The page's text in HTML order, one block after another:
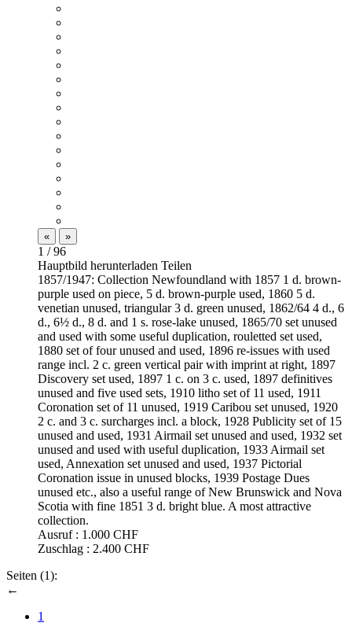
« »
1 / 96
Hauptbild herunterladen Teilen
1857/1947: Collection Newfoundland with 1857 1 d. brown-
purple used on piece, 5 d. brown-purple used, 1860 5 d.
venetian unused, triangular 3 d. green unused, 1862/64 4 d., 6
d., 6½ d., 8 d. and 1 s. rose-lake unused, 1865/70 set unused
and used with some useful duplication, rouletted set used,
1880 set of four unused and used, 1896 re-issues with used
range incl. 2 c. green vertical pair with imprint at right, 1897
Discovery set used, 1897 1 c. on 3 c. used, 1897 definitives
unused and five used sets, 1910 litho set of 11 used, 1911
Coronation set of 11 unused, 1919 Caribou set unused, 1920
2 c. and 3 c. surcharges incl. a block, 1928 Publicity set of 15
unused and used, 1931 Airmail set unused and used, 1932 set
unused and used with useful duplication, 1933 Airmail set
used, Annexation set unused and used, 1937 Pictorial
Coronation issue in unused blocks, 1939 Postage Dues
unused etc., also a useful range of New Brunswick and Nova
Scotia with fine 1851 3 d. bright blue. A most attractive
collection.
Ausruf : 1.000 CHF
Zuschlag : 2.400 CHF
Seiten (1):
←
1